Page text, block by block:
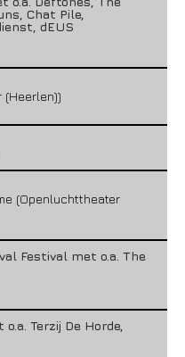
Chat Pile,
dEUS
(Heerlen))
(Openluchttheater
Festival met o.a. The
Terzij De Horde,